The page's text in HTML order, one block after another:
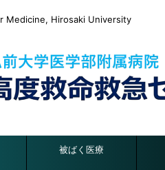
Medicine, Hirosaki University
被ばく医療